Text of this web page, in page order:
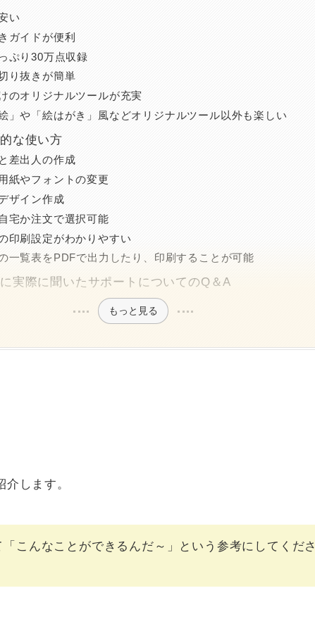
い
ガイドが便利
ぷり30万点収録
り抜きが簡単
のオリジナルツールが充実
絵」や「絵はがき」風などオリジナルツール以外も楽しい
な使い方
差出人の作成
紙やフォントの変更
ザイン作成
宅か注文で選択可能
印刷設定がわかりやすい
一覧表をPDFで出力したり、印刷することが可能
実際に聞いたサポートについてのQ＆A
もっと見る
介します。
「こんなことができるんだ～」という参考にしてくださ